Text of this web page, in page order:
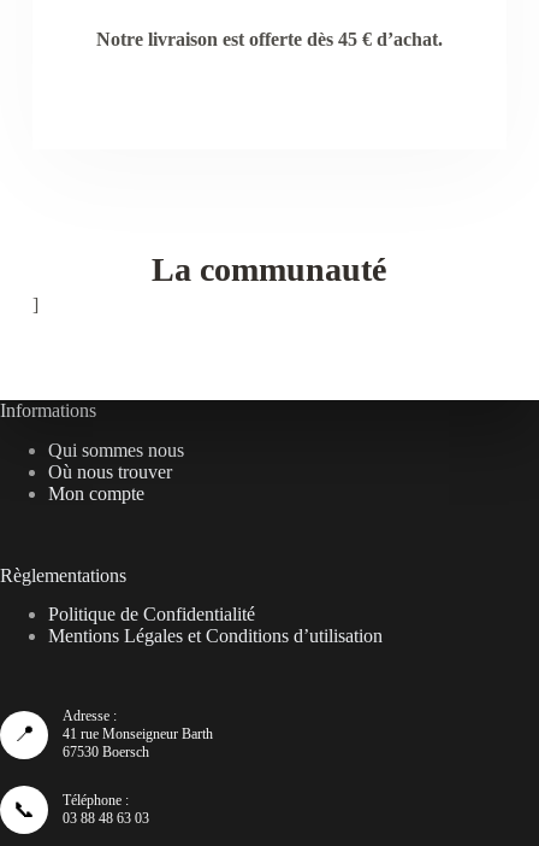
Notre livraison est offerte dès 45 € d’achat.
La communauté
]
Informations
Qui sommes nous
Où nous trouver
Mon compte
Règlementations
Politique de Confidentialité
Mentions Légales et Conditions d’utilisation
📍
Adresse :
41 rue Monseigneur Barth
67530 Boersch
📞
Téléphone :
03 88 48 63 03